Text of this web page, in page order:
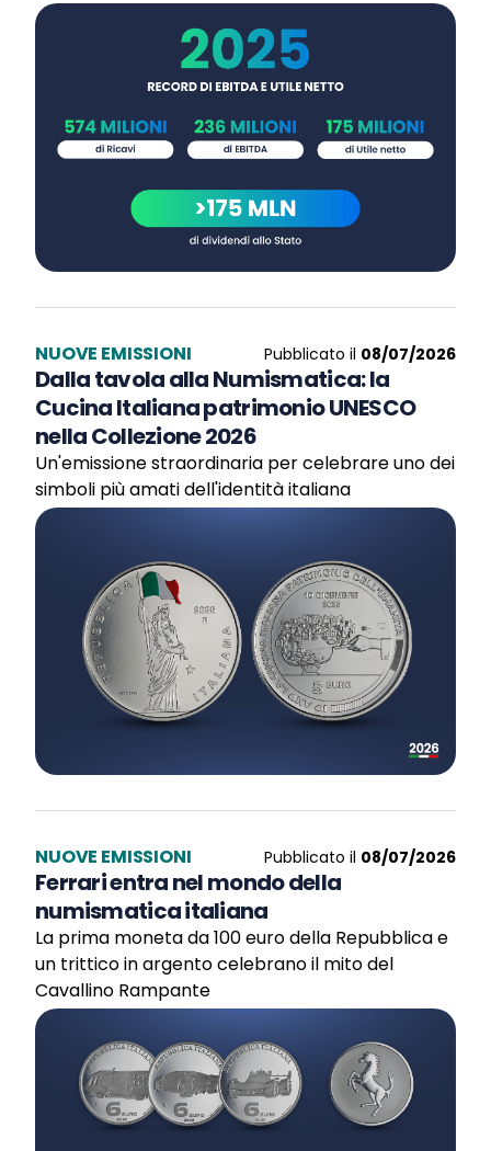
NUOVE EMISSIONI Pubblicato il 08/07/2026
Dalla tavola alla Numismatica: la
Cucina Italiana patrimonio UNESCO
nella Collezione 2026
Un'emissione straordinaria per celebrare uno dei
simboli più amati dell'identità italiana
NUOVE EMISSIONI Pubblicato il 08/07/2026
Ferrari entra nel mondo della
numismatica italiana
La prima moneta da 100 euro della Repubblica e
un trittico in argento celebrano il mito del
Cavallino Rampante